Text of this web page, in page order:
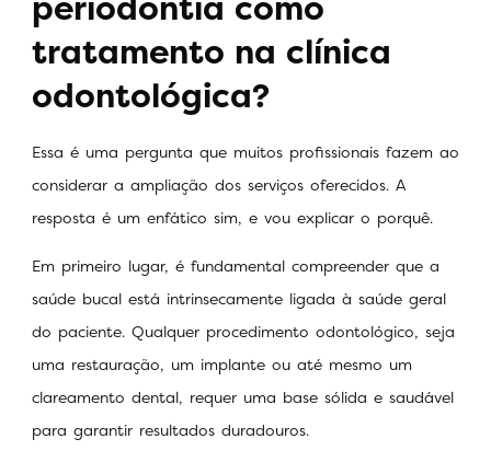
tratamento na clínica
odontológica?
Essa é uma pergunta que muitos profissionais fazem ao
considerar a ampliação dos serviços oferecidos. A
resposta é um enfático sim, e vou explicar o porquê.
Em primeiro lugar, é fundamental compreender que a
saúde bucal está intrinsecamente ligada à saúde geral
do paciente. Qualquer procedimento odontológico, seja
uma restauração, um implante ou até mesmo um
clareamento dental, requer uma base sólida e saudável
para garantir resultados duradouros.